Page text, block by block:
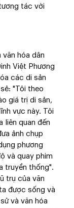
tác với
văn hóa dân
Việt Phương
các di sản
"Tôi theo
giá trị di sản,
vực này. Tôi
liên quan đến
ảnh chụp
phương
và quay phim
truyền thống".
trụ của văn
được sống và
và văn hóa